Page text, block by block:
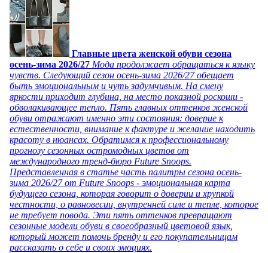
Главные цвета женской обуви сезона
осень-зима 2026/27 Мода продолжает обращаться к языку
чувств. Следующий сезон осень-зима 2026/27 обещает
быть эмоциональным и чуть задумчивым. На смену
яркости приходит глубина, на место показной роскоши -
обволакивающее тепло. Пять главных оттенков женской
обуви отражают именно эти состояния: доверие к
естественности, внимание к фактуре и желание находить
красоту в нюансах. Обратимся к профессиональному
прогнозу сезонных остромодных цветов от
международного тренд-бюро Future Snoops.
Представленная в статье часть палитры сезона осень-
зима 2026/27 от Future Snoops - эмоциональная карта
будущего сезона, которая говорит о доверии и хрупкой
честности, о равновесии, внутренней силе и тепле, которое
не требует повода. Эти пять оттенков превращают
сезонные модели обуви в своеобразный цветовой язык,
который может помочь бренду и его покупательницам
рассказать о себе и своих эмоциях.